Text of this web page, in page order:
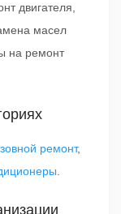
двигателя,
масел
на ремонт
ремонт,